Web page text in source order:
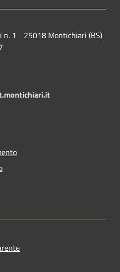
n. 1 - 25018 Montichiari (BS)